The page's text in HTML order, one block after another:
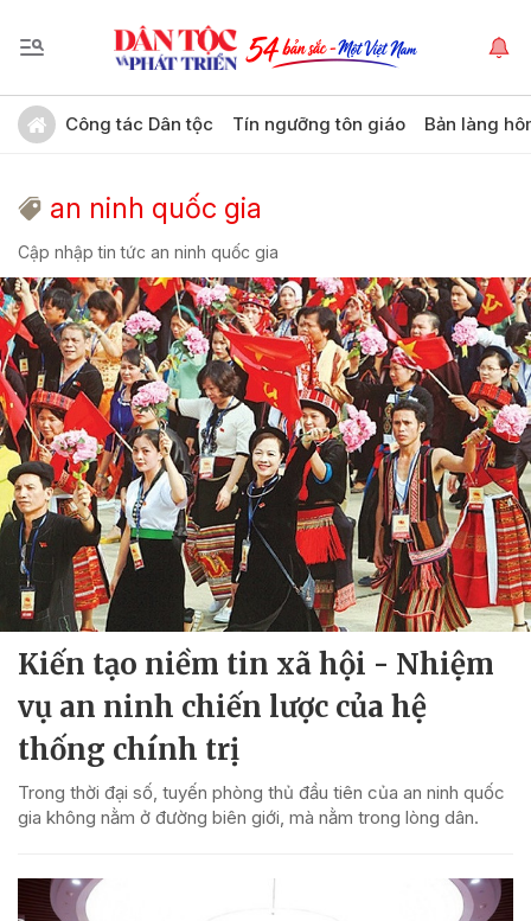
Công tác Dân tộc Tín ngưỡng tôn giáo Bản làng
an ninh quốc gia
Cập nhập tin tức an ninh quốc gia
Kiến tạo niềm tin xã hội - Nhiệm
vụ an ninh chiến lược của hệ
thống chính trị
Trong thời đại số, tuyến phòng thủ đầu tiên của an ninh quốc
gia không nằm ở đường biên giới, mà nằm trong lòng dân.